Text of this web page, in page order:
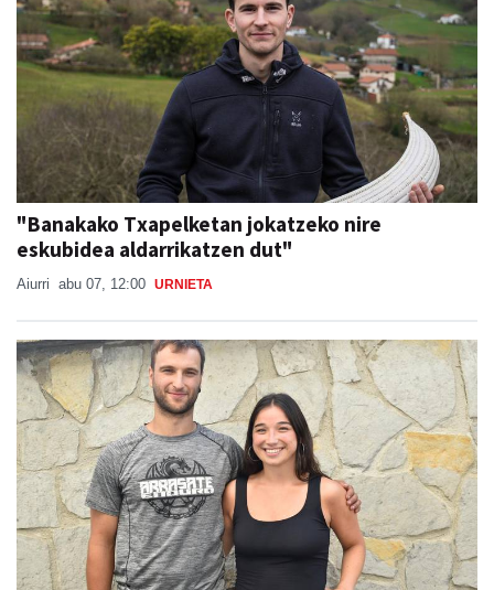
"Banakako Txapelketan jokatzeko nire
eskubidea aldarrikatzen dut"
Aiurri abu 07, 12:00 URNIETA